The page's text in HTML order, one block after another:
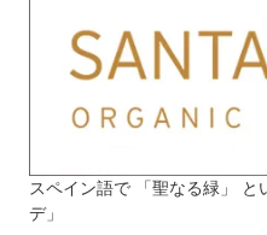
スペイン語で 「聖なる緑」
デ」